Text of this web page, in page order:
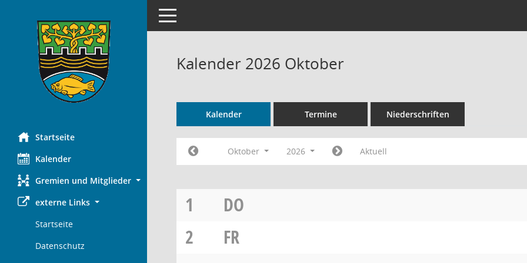
Startseite
Kalender
Gremien und Mitglieder
externe Links
Startseite
Datenschutz
Toggle navigation
Kalender 2026 Oktober
Kalender Termine Niederschriften
Oktober 2026 Aktuell
1
DO
2
FR